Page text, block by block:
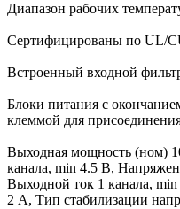
Диапазон рабочих
Сертифицированы по UL/
Встроенный входной
Блоки питания с
клеммой для
Выходная мощность (ном)
канала, min 4.5 В,
Выходной ток 1 канала,
2 А, Тип стабилизации